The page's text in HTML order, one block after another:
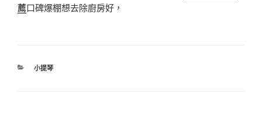
薦口碑爆棚想去除廚房好，
分
小提琴